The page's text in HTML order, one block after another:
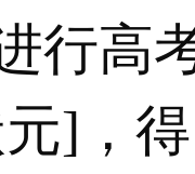
行高
]，